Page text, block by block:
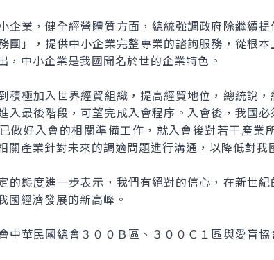
業，健全經營體質方面，總統強調政府除繼續提
團」，提供中小企業完整專業的諮詢服務，從根
，中小企業是我國聞名於世的企業特色。
極加入世界經貿組織，提高經貿地位，總統說，
入最後階段，可望完成入會程序。入會後，我國
做好入會的相關準備工作，就入會後對若干產
關產業針對未來的調適問題進行溝通，以降低對我
態度進一步表示，我們有絕對的信心，在新世紀
國經濟發展的新高峰。
華民國總會３００Ｂ區、３００Ｃ１區與愛盲協